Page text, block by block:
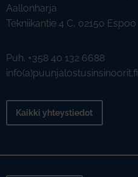
Aallonharja
Tekniikantie 4 C, 02150 Espoo
Puh. +358 40 132 6688
info(a)puunjalostusinsinoorit.fi
Kaikki yhteystiedot